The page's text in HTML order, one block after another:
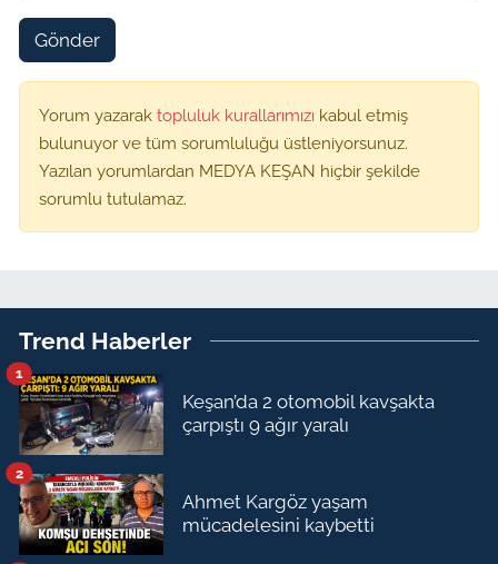
Gönder
Yorum yazarak topluluk kurallarımızı kabul etmiş
bulunuyor ve tüm sorumluluğu üstleniyorsunuz.
Yazılan yorumlardan MEDYA KEŞAN hiçbir şekilde
sorumlu tutulamaz.
Trend Haberler
Keşan’da 2 otomobil kavşakta
çarpıştı 9 ağır yaralı
1
Ahmet Kargöz yaşam
mücadelesini kaybetti
2